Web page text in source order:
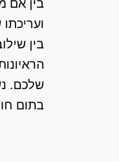
בין אם
בין
שלכם.
בתום